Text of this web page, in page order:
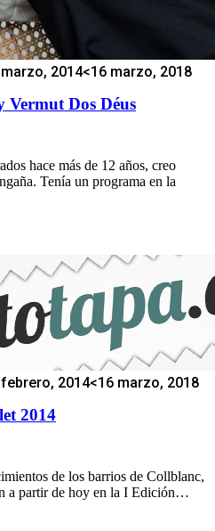
2014<16 marzo, 2018
Vermut Dos Déus
hace más de 12 años, creo
Tenía un programa en la
2014<16 marzo, 2018
2014
de los barrios de Collblanc,
a partir de hoy en la I Edición…